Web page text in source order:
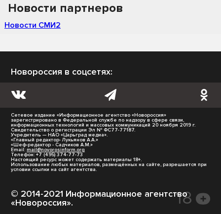
Новости партнеров
Новости СМИ2
Новороссия в соцсетях:
Сетевое издание «Информационное агентство «Новороссия»
зарегистрировано в Федеральной службе по надзору в сфере связи,
информационных технологий и массовых коммуникаций 20 ноября 2019 г.
Свидетельство о регистрации Эл № ФС77-77187.
Учредитель — НАО «Царьград медиа».
«Главный редактор- Лукьянов А.А.»
«Шеф-редактор - Садчиков А.М.»
Email: mail@novorosinform.org
Телефон: +7 (495) 374-77-73
Настоящий ресурс может содержать материалы 18+.
Использование любых материалов, размещённых на сайте, разрешается при
условии ссылки на сайт агентства.
© 2014-2021 Информационное агентство
«Новороссия».